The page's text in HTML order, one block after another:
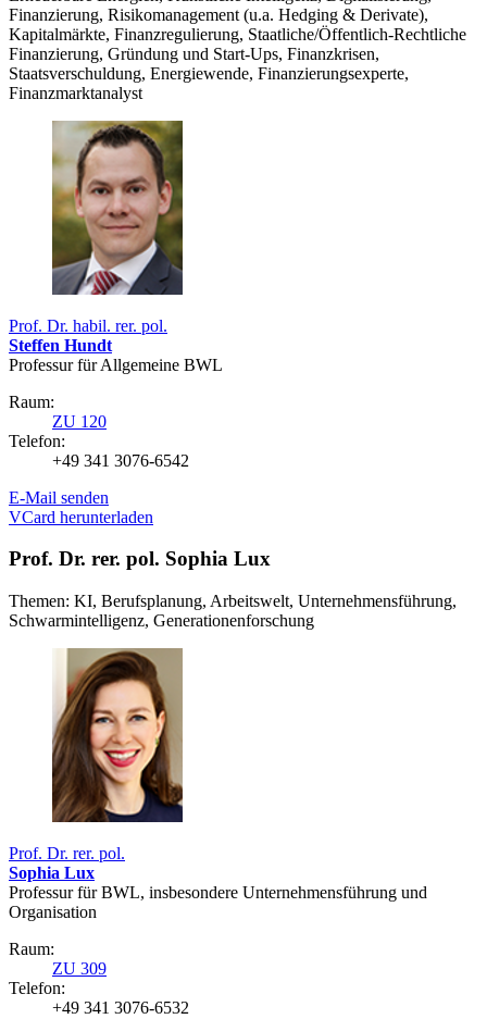
Finanzierung, Risikomanagement (u.a. Hedging & Derivate),
Kapitalmärkte, Finanzregulierung, Staatliche/Öffentlich-Rechtliche
Finanzierung, Gründung und Start-Ups, Finanzkrisen,
Staatsverschuldung, Energiewende, Finanzierungsexperte,
Finanzmarktanalyst
Prof. Dr. habil. rer. pol.
Steffen Hundt
Professur für Allgemeine BWL
Raum:
ZU 120
Telefon:
+49 341 3076-6542
E-Mail senden
VCard herunterladen
Prof. Dr. rer. pol. Sophia Lux
Themen: KI, Berufsplanung, Arbeitswelt, Unternehmensführung,
Schwarmintelligenz, Generationenforschung
Prof. Dr. rer. pol.
Sophia Lux
Professur für BWL, insbesondere Unternehmensführung und
Organisation
Raum:
ZU 309
Telefon:
+49 341 3076-6532